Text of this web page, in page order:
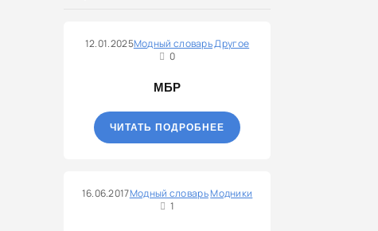
12.01.2025Модный словарьДругое
0
МБР
ЧИТАТЬ ПОДРОБНЕЕ
16.06.2017Модный словарьМодники
1